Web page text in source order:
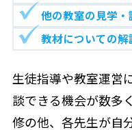
他の教室の見学・
教材についての
生徒指導や教室運営
談できる機会が数多
修の他、各先生が自